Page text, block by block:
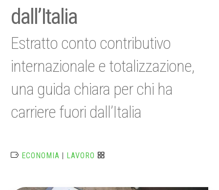
dall’Italia
Estratto conto contributivo
internazionale e totalizzazione,
una guida chiara per chi ha
carriere fuori dall’Italia
ECONOMIA | LAVORO